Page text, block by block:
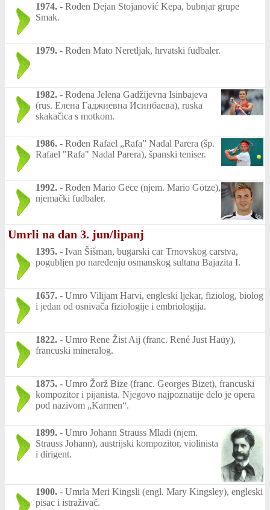
1974. - Rođen Dejan Stojanović Kepa, bubnjar grupe
Smak.
1979. - Rođen Mato Neretljak, hrvatski fudbaler.
1982. - Rođena Jelena Gadžijevna Isinbajeva
(rus. Елена Гаджиевна Исинбаева), ruska
skakačica s motkom.
1986. - Rođen Rafael „Rafa” Nadal Parera (šp.
Rafael "Rafa" Nadal Parera), španski teniser.
1992. - Rođen Mario Gece (njem. Mario Götze),
njemački fudbaler.
Umrli na dan 3. jun/lipanj
1395. - Ivan Šišman, bugarski car Trnovskog carstva,
pogubljen po naređenju osmanskog sultana Bajazita I.
1657. - Umro Vilijam Harvi, engleski ljekar, fiziolog, biolog
i jedan od osnivača fiziologije i embriologija.
1822. - Umro Rene Žist Aij (franc. René Just Haüy),
francuski mineralog.
1875. - Umro Žorž Bize (franc. Georges Bizet), francuski
kompozitor i pijanista. Njegovo najpoznatije delo je opera
pod nazivom „Karmen“.
1899. - Umro Johann Strauss Mlađi (njem.
Strauss Johann), austrijski kompozitor, violinista
i dirigent.
1900. - Umrla Meri Kingsli (engl. Mary Kingsley), engleski
pisac i istraživač.